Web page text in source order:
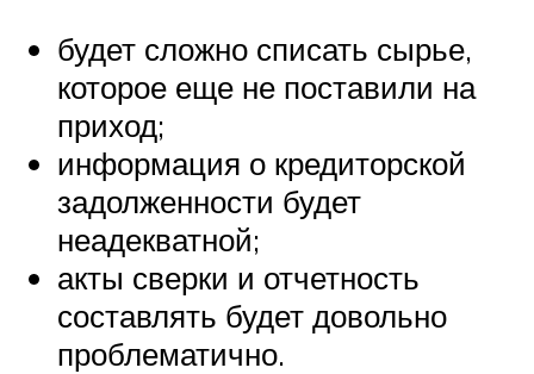
будет сложно списать сырье,
которое еще не поставили на
приход;
информация о кредиторской
задолженности будет
неадекватной;
акты сверки и отчетность
составлять будет довольно
проблематично.